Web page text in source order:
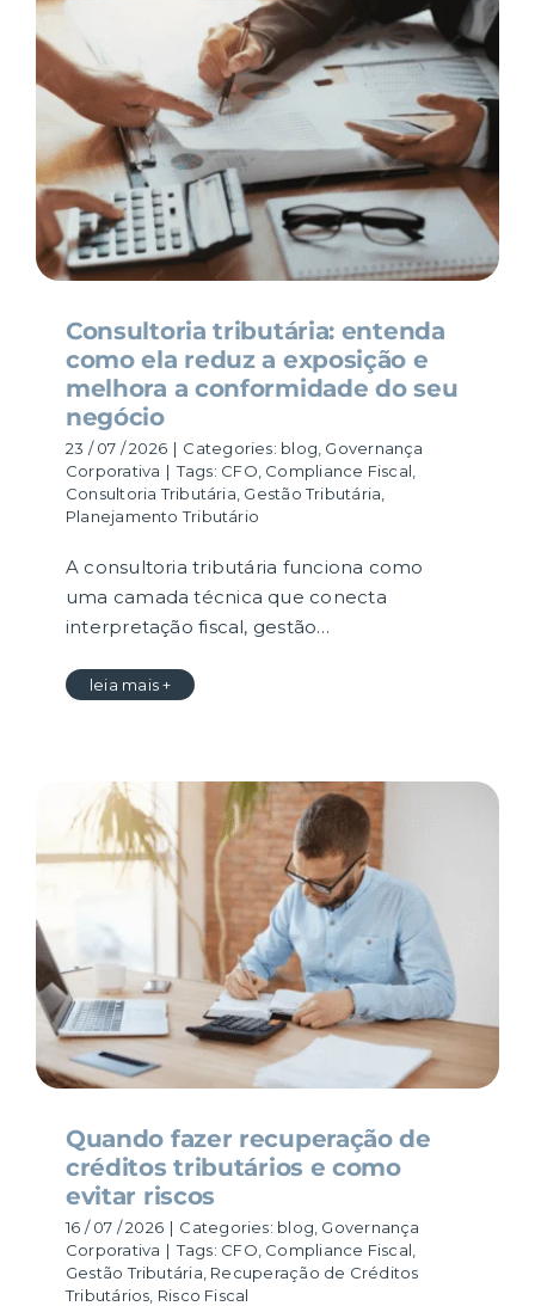
Consultoria tributária: entenda
como ela reduz a exposição e
melhora a conformidade do seu
negócio
23 / 07 / 2026 | Categories: blog Governança
Corporativa | Tags: CFO Compliance Fiscal
Consultoria Tributária Gestão Tributária
Planejamento Tributário
A consultoria tributária funciona como
uma camada técnica que conecta
interpretação fiscal, gestão…
leia mais +
Quando fazer recuperação de
créditos tributários e como
evitar riscos
16 / 07 / 2026 | Categories: blog Governança
Corporativa | Tags: CFO Compliance Fiscal
Gestão Tributária Recuperação de Créditos
Tributários Risco Fiscal